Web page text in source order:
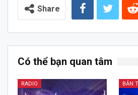
Share
Có thể bạn quan tâm
RADIO BẢN